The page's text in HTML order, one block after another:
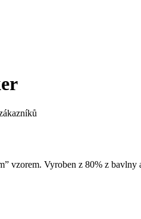
vzorem. Vyroben z 80% z